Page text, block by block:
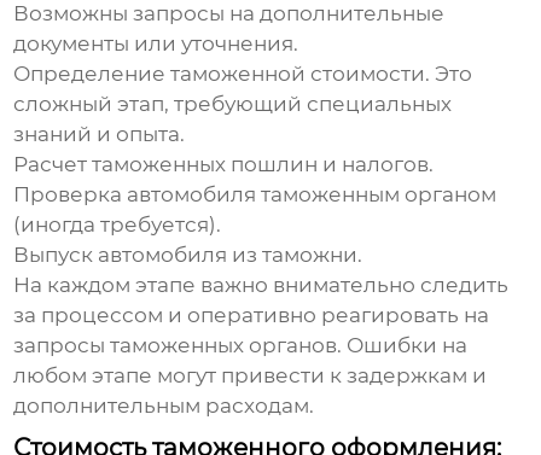
Возможны запросы на дополнительные
документы или уточнения.
Определение таможенной стоимости. Это
сложный этап, требующий специальных
знаний и опыта.
Расчет таможенных пошлин и налогов.
Проверка автомобиля таможенным органом
(иногда требуется).
Выпуск автомобиля из таможни.
На каждом этапе важно внимательно следить
за процессом и оперативно реагировать на
запросы таможенных органов. Ошибки на
любом этапе могут привести к задержкам и
дополнительным расходам.
Стоимость таможенного оформления: